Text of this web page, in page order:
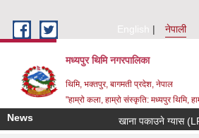
English
नेपाली
मध्यपुर थिमि नगरपालिका
थिमि, भक्तपुर, बागमती प्रदेश, नेपाल
"हाम्रो कला, हाम्रो संस्कृति: मध्यपुर थिमि,
News खाना पकाउने ग्यास